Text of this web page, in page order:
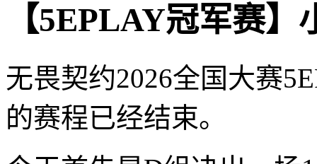
【5EPLAY冠军赛
无畏契约2026全国大赛
的赛程已经结束。